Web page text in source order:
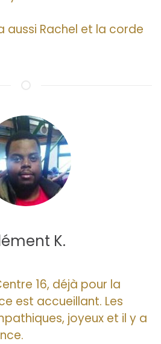
aussi Rachel et la corde
K.
16, déjà pour la
est accueillant. Les
joyeux et il y a